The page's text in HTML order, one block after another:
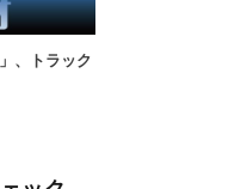
、トラック